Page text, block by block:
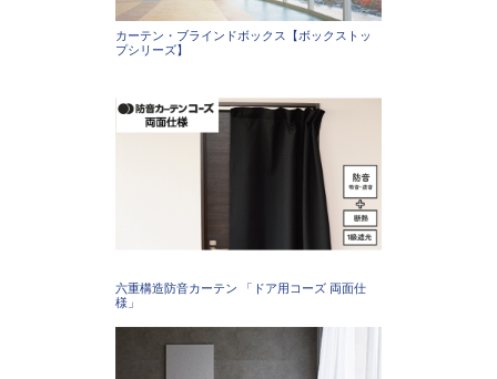
カーテン・ブラインドボックス【ボックストッ
プシリーズ】
六重構造防音カーテン 「ドア用コーズ 両面仕
様」